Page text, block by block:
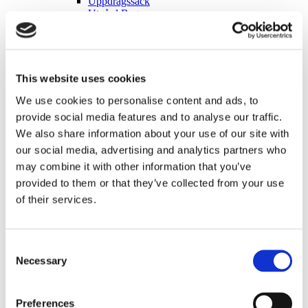
This website uses cookies
We use cookies to personalise content and ads, to
provide social media features and to analyse our traffic.
We also share information about your use of our site with
our social media, advertising and analytics partners who
may combine it with other information that you’ve
provided to them or that they’ve collected from your use
of their services.
Selection
Necessary
Preferences
Utgård Bag
Kaffe
Tillbehör
Kaffepåsar
Accessoarer
Utgård
Sjukvårdsmateriel
Badlakan & Handdukar
Antecknings Mtrl
Anteckningsblock
Pennor